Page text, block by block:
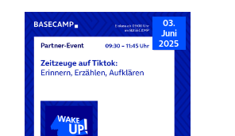
03.
Juni
2025